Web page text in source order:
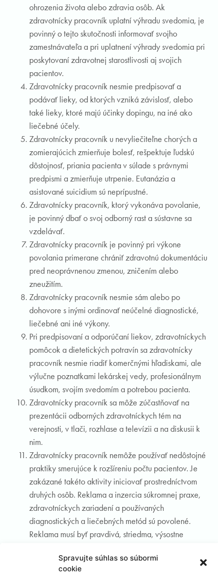
Spravujte súhlas so súbormi
cookie
ohrozenia života alebo zdravia osôb. Ak
zdravotnícky pracovník uplatní výhradu svedomia, je
povinný o tejto skutočnosti informovať svojho
zamestnávateľa a pri uplatnení výhrady svedomia pri
poskytovaní zdravotnej starostlivosti aj svojich
pacientov.
Zdravotnícky pracovník nesmie predpisovať a
podávať lieky, od ktorých vzniká závislosť, alebo
také lieky, ktoré majú účinky dopingu, na iné ako
liečebné účely.
Zdravotnícky pracovník u nevyliečiteľne chorých a
zomierajúcich zmierňuje bolesť, rešpektuje ľudskú
dôstojnosť, priania pacienta v súlade s právnymi
predpismi a zmierňuje utrpenie. Eutanázia a
asistované suicidium sú neprípustné.
Zdravotnícky pracovník, ktorý vykonáva povolanie,
je povinný dbať o svoj odborný rast a sústavne sa
vzdelávať.
Zdravotnícky pracovník je povinný pri výkone
povolania primerane chrániť zdravotnú dokumentáciu
pred neoprávnenou zmenou, zničením alebo
zneužitím.
Zdravotnícky pracovník nesmie sám alebo po
dohovore s inými ordinovať neúčelné diagnostické,
liečebné ani iné výkony.
Pri predpisovaní a odporúčaní liekov, zdravotníckych
pomôcok a dietetických potravín sa zdravotnícky
pracovník nesmie riadiť komerčnými hľadiskami, ale
výlučne poznatkami lekárskej vedy, profesionálnym
úsudkom, svojím svedomím a potrebou pacienta.
Zdravotnícky pracovník sa môže zúčastňovať na
prezentácii odborných zdravotníckych tém na
verejnosti, v tlači, rozhlase a televízii a na diskusii k
nim.
Zdravotnícky pracovník nemôže používať nedôstojné
praktiky smerujúce k rozšíreniu počtu pacientov. Je
zakázané takéto aktivity iniciovať prostredníctvom
druhých osôb. Reklama a inzercia súkromnej praxe,
zdravotníckych zariadení a používaných
diagnostických a liečebných metód sú povolené.
Reklama musí byť pravdivá, striedma, výsostne
reklamy a jej zverejnenie nesmú znížiť vážnosť
povolania zdravotníckeho pracovníka.